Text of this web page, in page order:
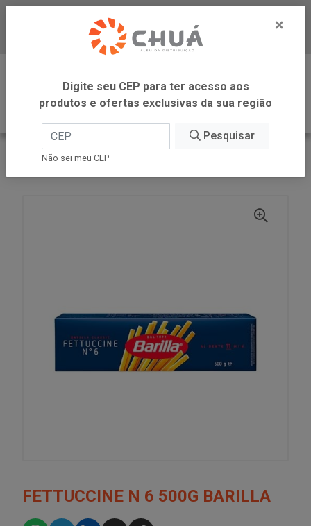
Baixe já nosso APP
0
INÍCIO
BARILLA
FETTUCCINE N 6 500G BARILLA
×
Digite seu CEP para ter acesso aos
produtos e ofertas exclusivas da sua região
Pesquisar
Não sei meu CEP